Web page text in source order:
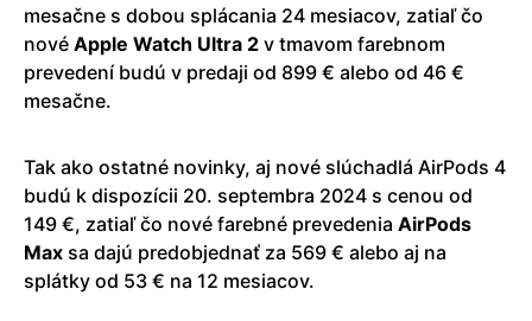
mesačne s dobou splácania 24 mesiacov, zatiaľ čo
nové Apple Watch Ultra 2 v tmavom farebnom
prevedení budú v predaji od 899 € alebo od 46 €
mesačne.
Tak ako ostatné novinky, aj nové slúchadlá AirPods 4
budú k dispozícii 20. septembra 2024 s cenou od
149 €, zatiaľ čo nové farebné prevedenia AirPods
Max sa dajú predobjednať za 569 € alebo aj na
splátky od 53 € na 12 mesiacov.